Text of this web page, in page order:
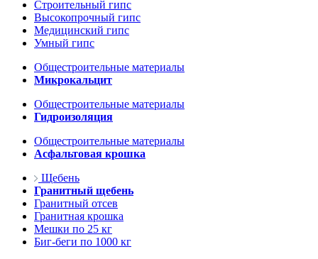
Строительный гипс
Высокопрочный гипс
Медицинский гипс
Умный гипс
Общестроительные материалы
Микрокальцит
Общестроительные материалы
Гидроизоляция
Общестроительные материалы
Асфальтовая крошка
Щебень
Гранитный щебень
Гранитный отсев
Гранитная крошка
Мешки по 25 кг
Биг-беги по 1000 кг